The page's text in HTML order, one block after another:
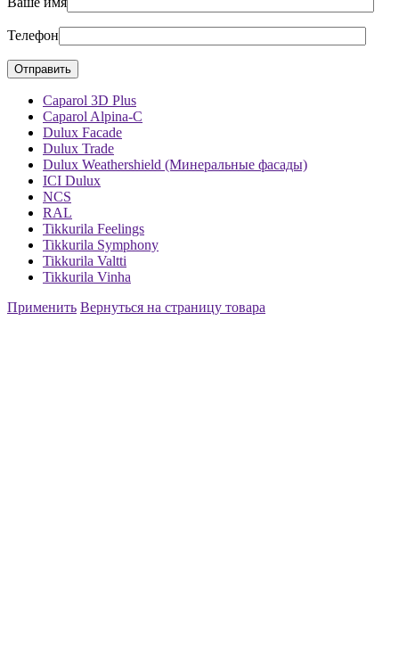
Телефон
Caparol 3D Plus
Caparol Alpina-C
Dulux Facade
Dulux Trade
Dulux Weathershield (Минеральные фасады)
ICI Dulux
NCS
RAL
Tikkurila Feelings
Tikkurila Symphony
Tikkurila Valtti
Tikkurila Vinha
Применить Вернуться на страницу товара